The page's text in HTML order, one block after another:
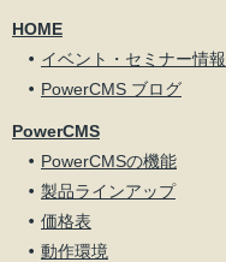
HOME
イベント・セミナー情報
PowerCMS ブログ
PowerCMS
PowerCMSの機能
製品ラインアップ
価格表
動作環境